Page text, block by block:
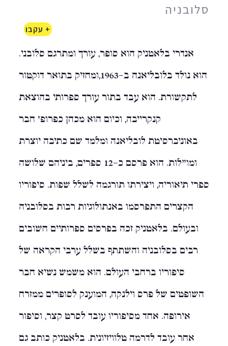
סלובניה
+ עקבו
אנדרי בלאטניק הוא סופר, עורך ומתרגם סלובני.
הוא נולד בלובליאנה ב-1963,ומחזיק בתואר דוקטור
לתקשורת. הוא עבד בתור עורך ספרותי בהוצאת
קנקרייבה, וכיום הוא מכהן כפרופ' חבר
באוניברסיטת לובליאנה ומלמד שם כתיבה יוצרת
ומו"לות. הוא פרסם כ-12 ספרים, ביניהם שלושה
ספרי תיאוריה, ויצירתו תורגמה לשלל שפות. סיפוריו
הקצרים התפרסמו באנתולוגיות רבות בסלובניה
ובעולם. בלאטניק זכה בפרסים ספרותיים חשובים
רבים בסלובניה והשתתף בשלל ערבי הקראה של
סיפוריו ברחבי העולם. הוא משמש נשיא חבר
השופטים של פרס וילנקה, המוענק לסופרים ממזרח
אירופה. אחד מסיפוריו עובד לסרט קצר, וסיפור
אחר עובד לדרמה טלוויזיונית. בלאטניק כותב גם